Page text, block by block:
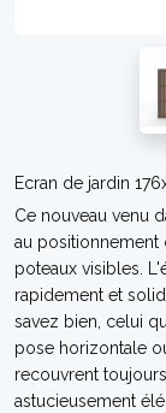
Ecran de jardin
Ce nouveau venu
au positionnement
poteaux visibles.
rapidement et
savez bien, celui
pose horizontale
recouvrent
astucieusement